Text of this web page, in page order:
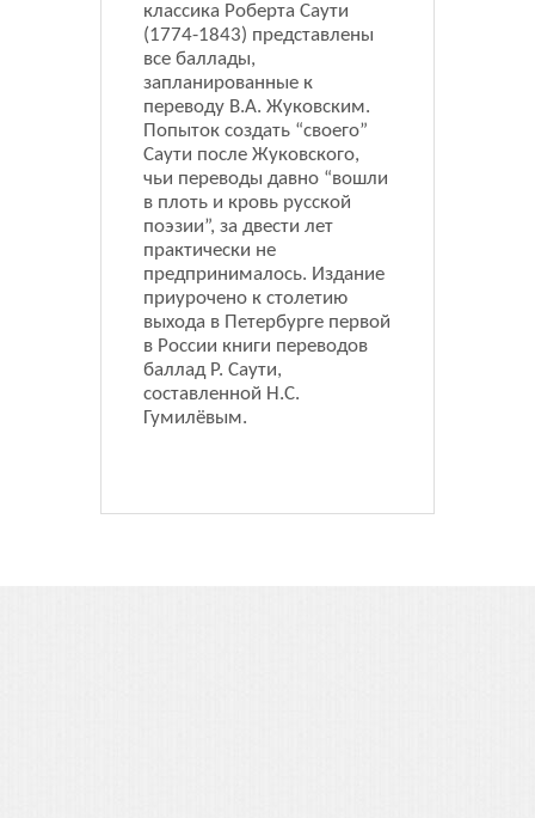
классика Роберта Саути
(1774-1843) представлены
все баллады,
запланированные к
переводу В.А. Жуковским.
Попыток создать “своего”
Саути после Жуковского,
чьи переводы давно “вошли
в плоть и кровь русской
поэзии”, за двести лет
практически не
предпринималось. Издание
приурочено к столетию
выхода в Петербурге первой
в России книги переводов
баллад Р. Саути,
составленной Н.С.
Гумилёвым.